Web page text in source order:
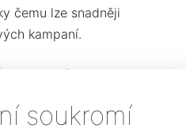
soukromí
čemu lze snadněji
kampaní.
Google vyzdvihuje